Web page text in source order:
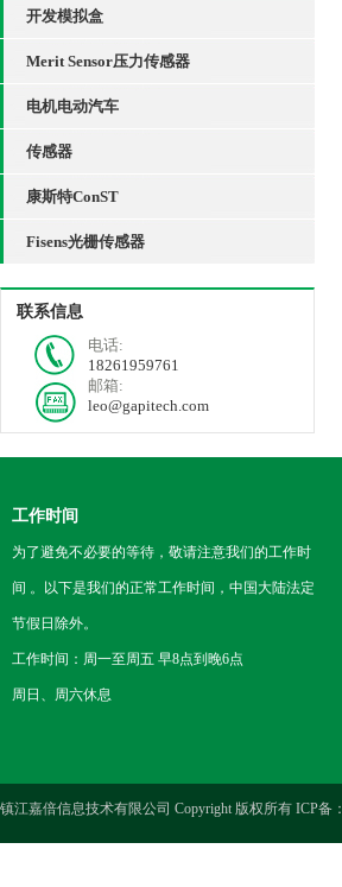
开发模拟盒
Merit Sensor压力传感器
电机电动汽车
传感器
康斯特ConST
Fisens光栅传感器
联系信息
电话:
18261959761
邮箱:
leo@gapitech.com
工作时间
为了避免不必要的等待，敬请注意我们的工作时
间 。以下是我们的正常工作时间，中国大陆法定
节假日除外。
工作时间：周一至周五 早8点到晚6点
周日、周六休息
镇江嘉倍信息技术有限公司 Copyright 版权所有 ICP备：